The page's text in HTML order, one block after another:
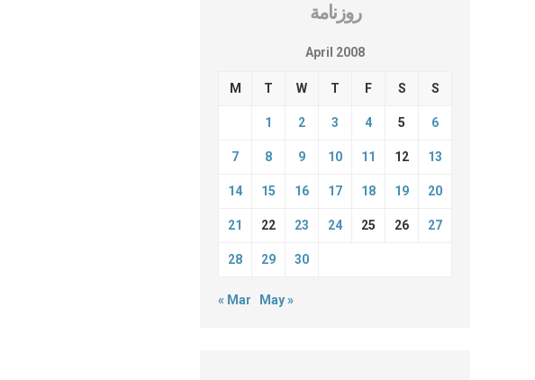
روزنامة
April 2008
M T W T F S S
1 2 3 4 5 6
7 8 9 10 11 12 13
14 15 16 17 18 19 20
21 22 23 24 25 26 27
28 29 30
« Mar May »